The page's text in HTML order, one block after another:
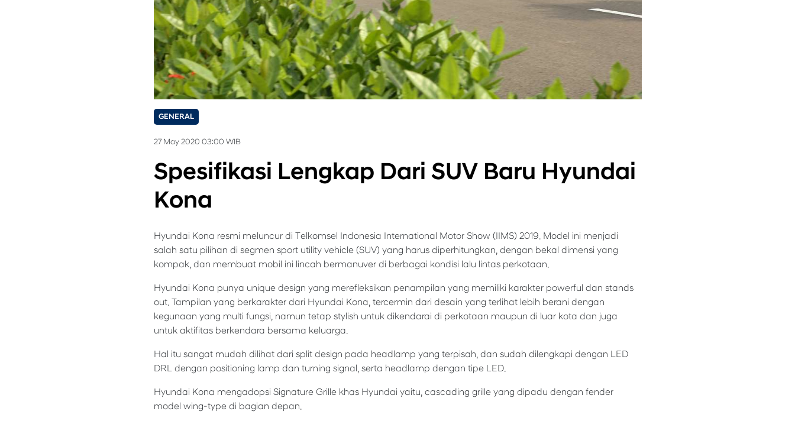
GENERAL
27 May 2020 03:00 WIB
Spesifikasi Lengkap Dari SUV Baru Hyundai
Kona
Hyundai Kona resmi meluncur di Telkomsel Indonesia International Motor Show (IIMS) 2019. Model ini menjadi
salah satu pilihan di segmen sport utility vehicle (SUV) yang harus diperhitungkan, dengan bekal dimensi yang
kompak, dan membuat mobil ini lincah bermanuver di berbagai kondisi lalu lintas perkotaan.
Hyundai Kona punya unique design yang merefleksikan penampilan yang memiliki karakter powerful dan stands
out. Tampilan yang berkarakter dari Hyundai Kona, tercermin dari desain yang terlihat lebih berani dengan
kegunaan yang multi fungsi, namun tetap stylish untuk dikendarai di perkotaan maupun di luar kota dan juga
untuk aktifitas berkendara bersama keluarga.
Hal itu sangat mudah dilihat dari split design pada headlamp yang terpisah, dan sudah dilengkapi dengan LED
DRL dengan positioning lamp dan turning signal, serta headlamp dengan tipe LED.
Hyundai Kona mengadopsi Signature Grille khas Hyundai yaitu, cascading grille yang dipadu dengan fender
model wing-type di bagian depan.